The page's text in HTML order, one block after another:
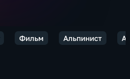
Фильм Альпинист